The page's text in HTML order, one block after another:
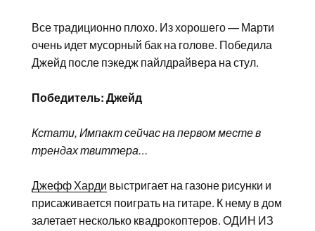
Все традиционно плохо. Из хорошего — Марти
очень идет мусорный бак на голове. Победила
Джейд после пэкедж пайлдрайвера на стул.
Победитель: Джейд
Кстати, Импакт сейчас на первом месте в
трендах твиттера…
Джефф Харди выстригает на газоне рисунки и
присаживается поиграть на гитаре. К нему в дом
залетает несколько квадрокоптеров. ОДИН ИЗ